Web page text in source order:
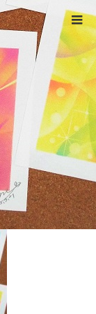
object given
wp-